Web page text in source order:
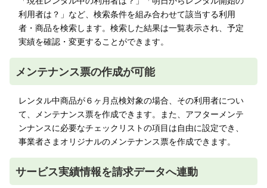
利用者は？」など、検索条件を組み合わせて該当する利用
者・商品を検索します。検索した結果は一覧表示され、予定
実績を確認・変更することができます。
メンテナンス票の作成が可能
レンタル中商品が６ヶ月点検対象の場合、その利用者につい
て、メンテナンス票を作成できます。また、アフターメンテ
ンナンスに必要なチェックリストの項目は自由に設定でき、
事業者さまオリジナルのメンテナンス票を作成できます。
サービス実績情報を請求データへ連動